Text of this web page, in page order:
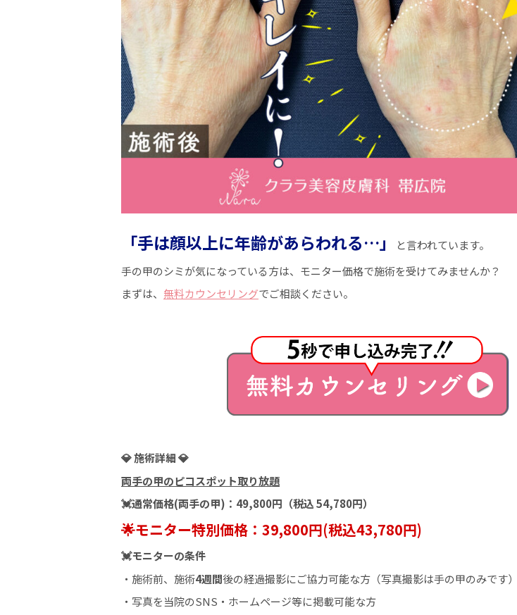
「手は顔以上に年齢があらわれる…」
と言われています。
手の甲のシミが気になっている方は、モニター価格で施術を受けてみませんか？
まずは、 無料カウンセリングでご相談ください。
💎 施術詳細 💎
両手の甲のピコスポット取り放題
💓通常価格(両手の甲)：49,800円（税込 54,780円）
🌟モニター特別価格：39,800円(税込43,780円)
💓モニターの条件
・施術前、施術4週間後の経過撮影にご協力可能な方（写真撮影は手の甲のみです）
・写真を当院のSNS・ホームページ等に掲載可能な方